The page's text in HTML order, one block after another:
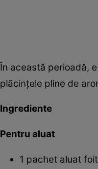
În această perioadă,
plăcinţele pline de
Ingrediente
Pentru aluat
1 pachet aluat